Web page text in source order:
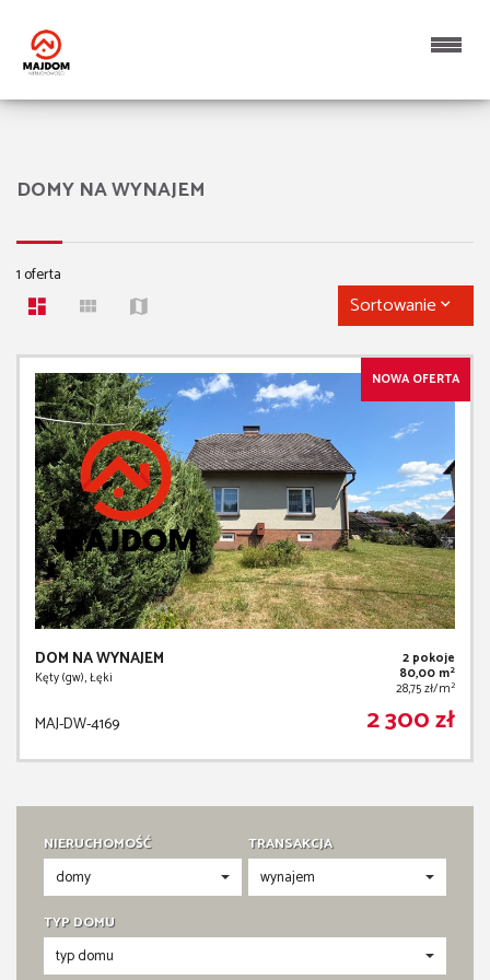
DOMY NA WYNAJEM
1 oferta
Sortowanie
NOWA OFERTA
DOM NA WYNAJEM
Kęty (gw), Łęki
2 pokoje
80,00 m2
28,75 zł/m2
MAJ-DW-4169 2 300 zł
NIERUCHOMOŚĆ TRANSAKCJA
TYP DOMU